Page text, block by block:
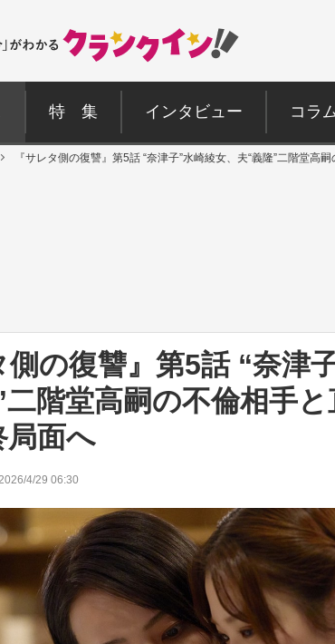
特 集 インタビュー コラ
『サレタ側の復讐』第5話 “奈津子”水崎綾女、夫“義隆”二階堂高
側の復讐』第5話 “奈津
二階堂高嗣の不倫相手
局面へ
4/29 06:30